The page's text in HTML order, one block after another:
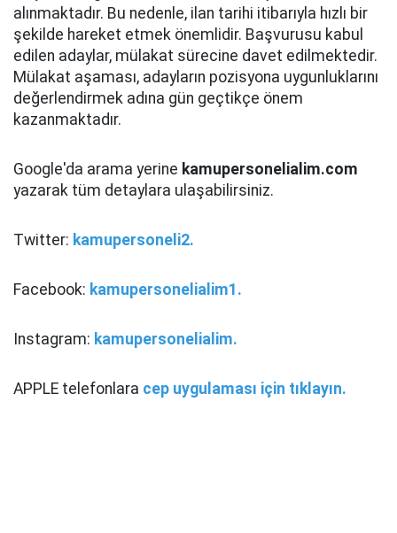
alınmaktadır. Bu nedenle, ilan tarihi itibarıyla hızlı bir
şekilde hareket etmek önemlidir. Başvurusu kabul
edilen adaylar, mülakat sürecine davet edilmektedir.
Mülakat aşaması, adayların pozisyona uygunluklarını
değerlendirmek adına gün geçtikçe önem
kazanmaktadır.
Google'da arama yerine kamupersonelialim.com
yazarak tüm detaylara ulaşabilirsiniz.
Twitter: kamupersoneli2.
Facebook: kamupersonelialim1.
Instagram: kamupersonelialim.
APPLE telefonlara cep uygulaması için tıklayın.